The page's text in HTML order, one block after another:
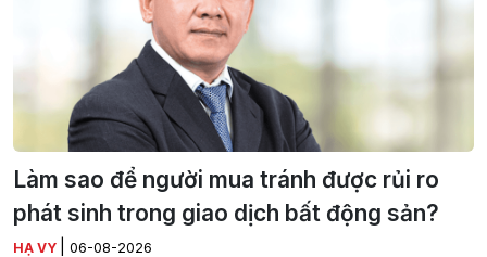
Làm sao để người mua tránh được rủi ro
phát sinh trong giao dịch bất động sản?
HẠ VY 06-08-2026